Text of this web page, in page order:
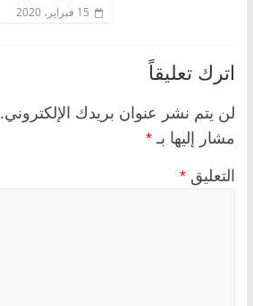
15 فبراير، 2020
اترك تعليقاً
لن يتم نشر عنوان بريدك الإلكتروني.
مشار إليها بـ *
التعليق *